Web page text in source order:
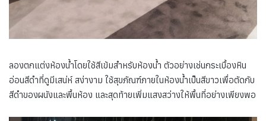
ลองตกแต่งห้องน้ำโดยใช้สีเข้มสำหรับห้องน้ำ ตัวอย่างเช่นกระเบื้องหิน
อ่อนสีดำที่ดูมีเสน่ห์ สง่างาม ใช้สุขภัณฑ์ภายในห้องน้ำเป็นสีขาวเพื่อตัดกับ
สีดำของผนังและพื้นห้อง และสุดท้ายเพิ่มแสงสว่างให้พื้นที่อย่างเพียงพอ